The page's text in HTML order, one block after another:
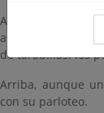
Aparece una
arbusto. Y
de tarabillas: los
Arriba, aunque
con su parloteo.